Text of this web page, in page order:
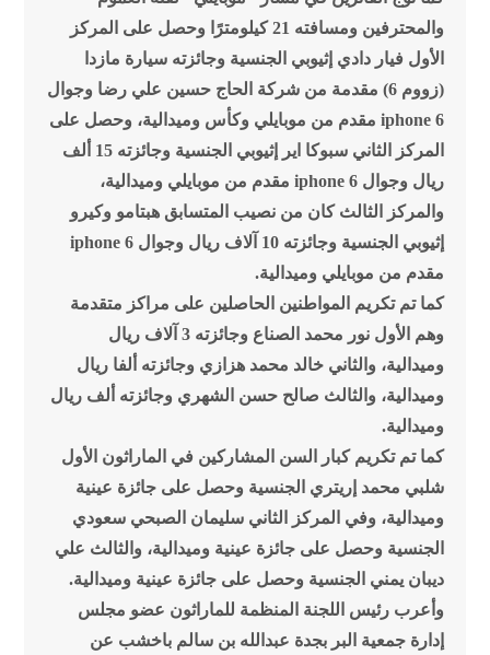
والمحترفين ومسافته 21 كيلومترًا وحصل على المركز
الأول فيار دادي إثيوبي الجنسية وجائزته سيارة مازدا
(زووم 6) مقدمة من شركة الحاج حسين علي رضا وجوال
iphone 6 مقدم من موبايلي وكأس وميدالية، وحصل على
المركز الثاني سبوكا اير إثيوبي الجنسية وجائزته 15 ألف
ريال وجوال iphone 6 مقدم من موبايلي وميدالية،
والمركز الثالث كان من نصيب المتسابق هبتامو وكيرو
إثيوبي الجنسية وجائزته 10 آلاف ريال وجوال iphone 6
مقدم من موبايلي وميدالية.
كما تم تكريم المواطنين الحاصلين على مراكز متقدمة
وهم الأول نور محمد الصناع وجائزته 3 آلاف ريال
وميدالية، والثاني خالد محمد هزازي وجائزته ألفا ريال
وميدالية، والثالث صالح حسن الشهري وجائزته ألف ريال
وميدالية.
كما تم تكريم كبار السن المشاركين في الماراثون الأول
شلبي محمد إريتري الجنسية وحصل على جائزة عينية
وميدالية، وفي المركز الثاني سليمان الصبحي سعودي
الجنسية وحصل على جائزة عينية وميدالية، والثالث علي
ديبان يمني الجنسية وحصل على جائزة عينية وميدالية.
وأعرب رئيس اللجنة المنظمة للماراثون عضو مجلس
إدارة جمعية البر بجدة عبدالله بن سالم باخشب عن